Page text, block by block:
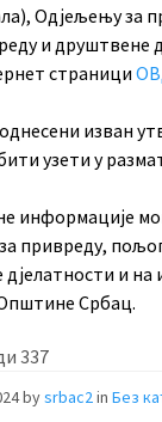
Одјељењу за
и друштвене
страници
изван
узети у
информације
привреду,
и на
Србац.
337
bysrbac2in Без